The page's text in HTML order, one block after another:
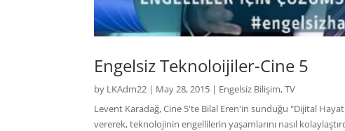
Engelsiz Teknoloijiler-Cine 5
by LKAdm22 | May 28, 2015 | Engelsiz Bilişim,TV
Levent Karadağ, Cine 5'te Bilal Eren'in sunduğu "Dijital
vererek, teknolojinin engellilerin yaşamlarını nasıl